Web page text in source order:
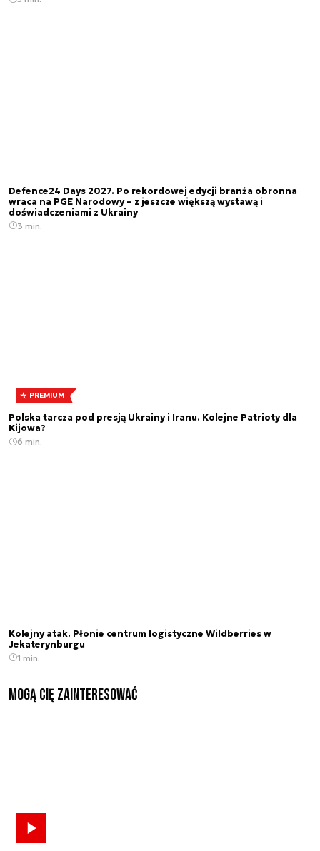
Defence24 Days 2027. Po rekordowej edycji branża obronna
wraca na PGE Narodowy – z jeszcze większą wystawą i
doświadczeniami z Ukrainy
3 min.
PREMIUM
Polska tarcza pod presją Ukrainy i Iranu. Kolejne Patrioty dla
Kijowa?
6 min.
Kolejny atak. Płonie centrum logistyczne Wildberries w
Jekaterynburgu
1 min.
Mogą Cię zainteresować